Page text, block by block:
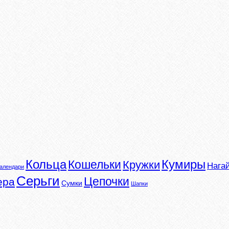
КольцаКошелькиКружки Кумиры
Серьги Сумки Цепочки Шапки